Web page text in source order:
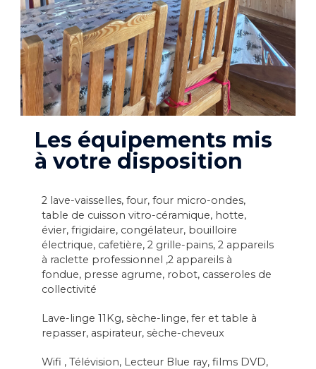
Les équipements mis
à votre disposition
2 lave-vaisselles, four, four micro-ondes,
table de cuisson vitro-céramique, hotte,
évier, frigidaire, congélateur, bouilloire
électrique, cafetière, 2 grille-pains, 2 appareils
à raclette professionnel ,2 appareils à
fondue, presse agrume, robot, casseroles de
collectivité
Lave-linge 11Kg, sèche-linge, fer et table à
repasser, aspirateur, sèche-cheveux
Wifi , Télévision, Lecteur Blue ray, films DVD,